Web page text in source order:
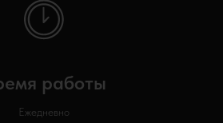
работы
Ежедневно